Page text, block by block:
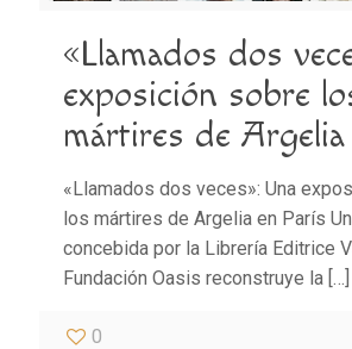
«Llamados dos
exposición sobre
mártires de Argelia
«Llamados dos veces»: Una
los mártires de Argelia en París
concebida por la Librería Editrice
Fundación Oasis reconstruye la […]
0